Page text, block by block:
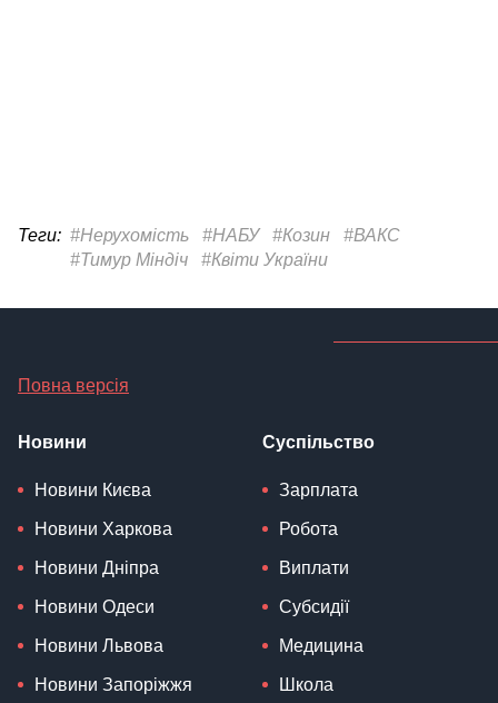
Теги: #Нерухомість #НАБУ #Козин
#ВАКС
#Тимур Міндіч
#Квіти України
Повна версія
Новини
Новини Києва
Новини Харкова
Новини Дніпра
Новини Одеси
Новини Львова
Новини Запоріжжя
Суспільство
Зарплата
Робота
Виплати
Субсидії
Медицина
Школа